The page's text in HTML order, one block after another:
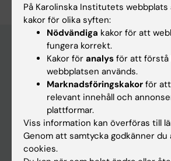
Huvudmeny
Utbildning
Forskarutbildning
Forskning
Om KI
På Karolinska Institutets webbplats
kakor för olika syften:
Nödvändiga kakor för att
fungera korrekt.
Kakor för analys för att förstå
webbplatsen används.
Marknadsföringskakor för
relevant innehåll och
plattformar.
Viss information kan överföras till
Genom att samtycka godkänner
cookies.